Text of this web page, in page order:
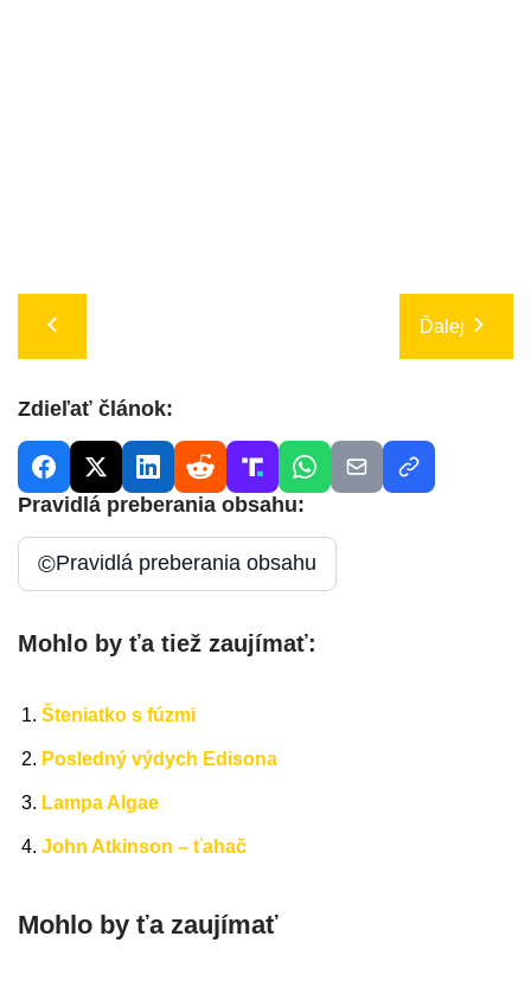
Ďalej
Zdieľať článok:
Pravidlá preberania obsahu:
©Pravidlá preberania obsahu
Mohlo by ťa tiež zaujímať:
Šteniatko s fúzmi
Posledný výdych Edisona
Lampa Algae
John Atkinson – ťahač
Mohlo by ťa zaujímať